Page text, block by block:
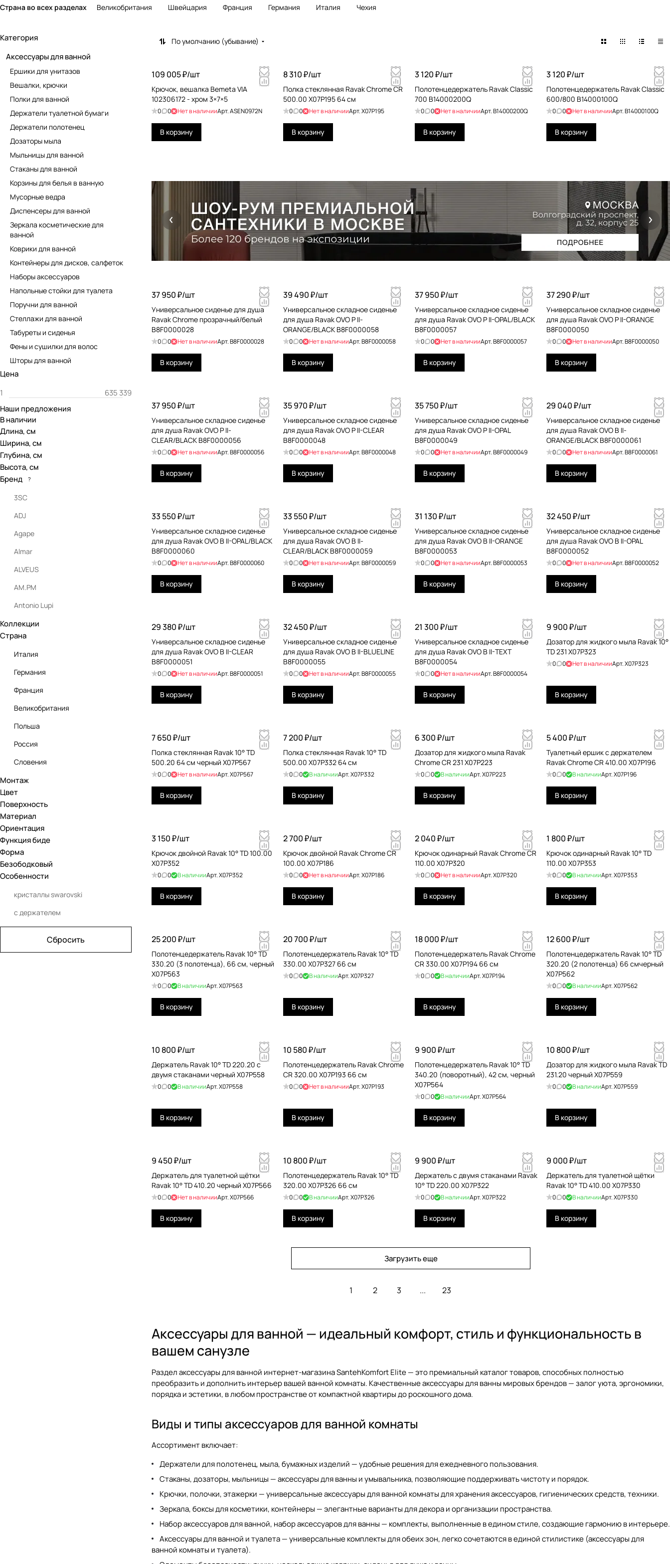
Страна во всех разделах
Великобритания Швейцария Франция Германия Италия Чехия
По умолчанию (убывание)
109 005 ₽/шт
Крючок, вешалка Bemeta VIA
102306172 - хром 3×7×5
0 0 Нет в наличииАрт.ASEN0972N
В корзину
8 310 ₽/шт
Полка стеклянная Ravak Chrome CR
500.00 X07P195 64 см
0 0 Нет в наличииАрт.X07P195
В корзину
3 120 ₽/шт
Полотенцедержатель Ravak Classic
700 B14000200Q
0 0 Нет в наличииАрт.B14000200Q
В корзину
3 120 ₽/шт
Полотенцедержатель Ravak Classic
600/800 B14000100Q
0 0 Нет в наличииАрт.B14000100Q
В корзину
37 950 ₽/шт
Универсальное сиденье для душа
Ravak Chrome прозрачный/белый
B8F0000028
0 0 Нет в наличииАрт.B8F0000028
В корзину
39 490 ₽/шт
Универсальное складное сиденье
для душа Ravak OVO P II-
ORANGE/BLACK B8F0000058
0 0 Нет в наличииАрт.B8F0000058
В корзину
37 950 ₽/шт
Универсальное складное сиденье
для душа Ravak OVO P II-OPAL/BLACK
B8F0000057
0 0 Нет в наличииАрт.B8F0000057
В корзину
37 290 ₽/шт
Универсальное складное сиденье
для душа Ravak OVO P II-ORANGE
B8F0000050
0 0 Нет в наличииАрт.B8F0000050
В корзину
37 950 ₽/шт
Универсальное складное сиденье
для душа Ravak OVO P II-
CLEAR/BLACK B8F0000056
0 0 Нет в наличииАрт.B8F0000056
В корзину
35 970 ₽/шт
Универсальное складное сиденье
для душа Ravak OVO P II-CLEAR
B8F0000048
0 0 Нет в наличииАрт.B8F0000048
В корзину
35 750 ₽/шт
Универсальное складное сиденье
для душа Ravak OVO P II-OPAL
B8F0000049
0 0 Нет в наличииАрт.B8F0000049
В корзину
29 040 ₽/шт
Универсальное складное сиденье
для душа Ravak OVO B II-
ORANGE/BLACK B8F0000061
0 0 Нет в наличииАрт.B8F0000061
В корзину
33 550 ₽/шт
Универсальное складное сиденье
для душа Ravak OVO B II-OPAL/BLACK
B8F0000060
0 0 Нет в наличииАрт.B8F0000060
В корзину
33 550 ₽/шт
Универсальное складное сиденье
для душа Ravak OVO B II-
CLEAR/BLACK B8F0000059
0 0 Нет в наличииАрт.B8F0000059
В корзину
31 130 ₽/шт
Универсальное складное сиденье
для душа Ravak OVO B II-ORANGE
B8F0000053
0 0 Нет в наличииАрт.B8F0000053
В корзину
32 450 ₽/шт
Универсальное складное сиденье
для душа Ravak OVO B II-OPAL
B8F0000052
0 0 Нет в наличииАрт.B8F0000052
В корзину
29 380 ₽/шт
Универсальное складное сиденье
для душа Ravak OVO B II-CLEAR
B8F0000051
0 0 Нет в наличииАрт.B8F0000051
В корзину
32 450 ₽/шт
Универсальное складное сиденье
для душа Ravak OVO B II-BLUELINE
B8F0000055
0 0 Нет в наличииАрт.B8F0000055
В корзину
21 300 ₽/шт
Универсальное складное сиденье
для душа Ravak OVO B II-TEXT
B8F0000054
0 0 Нет в наличииАрт.B8F0000054
В корзину
9 900 ₽/шт
Дозатор для жидкого мыла Ravak 10°
TD 231 X07P323
0 0 Нет в наличииАрт.X07P323
В корзину
7 650 ₽/шт
Полка стеклянная Ravak 10° TD
500.20 64 см черный X07P567
0 0 Нет в наличииАрт.X07P567
В корзину
7 200 ₽/шт
Полка стеклянная Ravak 10° TD
500.00 X07P332 64 см
0 0 В наличииАрт.X07P332
В корзину
6 300 ₽/шт
Дозатор для жидкого мыла Ravak
Chrome CR 231 X07P223
0 0 В наличииАрт.X07P223
В корзину
5 400 ₽/шт
Туалетный ершик с держателем
Ravak Chrome CR 410.00 X07P196
0 0 В наличииАрт.X07P196
В корзину
3 150 ₽/шт
Крючок двойной Ravak 10° TD 100.00
X07P352
0 0 В наличииАрт.X07P352
В корзину
2 700 ₽/шт
Крючок двойной Ravak Chrome CR
100.00 X07P186
0 0 Нет в наличииАрт.X07P186
В корзину
2 040 ₽/шт
Крючок одинарный Ravak Chrome CR
110.00 X07P320
0 0 Нет в наличииАрт.X07P320
В корзину
1 800 ₽/шт
Крючок одинарный Ravak 10° TD
110.00 X07P353
0 0 В наличииАрт.X07P353
В корзину
25 200 ₽/шт
Полотенцедержатель Ravak 10° TD
330.20 (3 полотенца), 66 см, черный
X07P563
0 0 В наличииАрт.X07P563
В корзину
20 700 ₽/шт
Полотенцедержатель Ravak 10° TD
330.00 X07P327 66 см
0 0 В наличииАрт.X07P327
В корзину
18 000 ₽/шт
Полотенцедержатель Ravak Chrome
CR 330.00 X07P194 66 см
0 0 В наличииАрт.X07P194
В корзину
12 600 ₽/шт
Полотенцедержатель Ravak 10° TD
320.20 (2 полотенца) 66 смчерный
X07P562
0 0 В наличииАрт.X07P562
В корзину
10 800 ₽/шт
Держатель Ravak 10° TD 220.20 с
двумя стаканами черный X07P558
0 0 В наличииАрт.X07P558
В корзину
10 580 ₽/шт
Полотенцедержатель Ravak Chrome
CR 320.00 X07P193 66 см
0 0 Нет в наличииАрт.X07P193
В корзину
9 900 ₽/шт
Полотенцедержатель Ravak 10° TD
340.20 (поворотный), 42 см, черный
X07P564
0 0 В наличииАрт.X07P564
В корзину
10 800 ₽/шт
Дозатор для жидкого мыла Ravak TD
231.20 черный X07P559
0 0 В наличииАрт.X07P559
В корзину
9 450 ₽/шт
Держатель для туалетной щётки
Ravak 10° TD 410.20 черный X07P566
0 0 Нет в наличииАрт.X07P566
В корзину
10 800 ₽/шт
Полотенцедержатель Ravak 10° TD
320.00 X07P326 66 см
0 0 В наличииАрт.X07P326
В корзину
9 900 ₽/шт
Держатель с двумя стаканами Ravak
10° TD 220.00 X07P322
0 0 В наличииАрт.X07P322
В корзину
9 000 ₽/шт
Держатель для туалетной щётки
Ravak 10° TD 410.00 X07P330
0 0 В наличииАрт.X07P330
В корзину
Загрузить еще
1 2 3 ... 23
Аксессуары для ванной — идеальный комфорт, стиль и функциональность в
вашем санузле
Разделаксессуары для ванной интернет-магазина SantehKomfort Elite — это премиальный каталог товаров, способных полностью
преобразить и дополнить интерьер вашей ванной комнаты. Качественныеаксессуары для ванны мировых брендов — залог уюта, эргономики,
порядка и эстетики, в любом пространстве от компактной квартиры до роскошного дома.
Виды и типы аксессуаров для ванной комнаты
Ассортимент включает:
Держатели для полотенец, мыла, бумажных изделий — удобные решения для ежедневного пользования.
Стаканы, дозаторы, мыльницы — аксессуары для ванны и умывальника, позволяющие поддерживать чистоту и порядок.
Крючки, полочки, этажерки — универсальныеаксессуары для ванной комнатыдля хранения аксессуаров, гигиенических средств, техники.
Зеркала, боксы для косметики, контейнеры — элегантные варианты для декора и организации пространства.
Набор аксессуаров для ванной, набор аксессуаров для ванны — комплекты, выполненные в едином стиле, создающие гармонию в интерьере.
Аксессуары для ванной и туалета — универсальные комплекты для обеих зон, легко сочетаются в единой стилистике (аксессуары для
ванной комнаты и туалета).
Категория
Аксессуары для ванной
Ершики для унитазов
Вешалки, крючки
Полки для ванной
Держатели туалетной бумаги
Держатели полотенец
Дозаторы мыла
Мыльницы для ванной
Стаканы для ванной
Корзины для белья в ванную
Мусорные ведра
Диспенсеры для ванной
Зеркала косметические для
ванной
Коврики для ванной
Контейнеры для дисков, салфеток
Наборы аксессуаров
Напольные стойки для туалета
Поручни для ванной
Стеллажи для ванной
Табуреты и сиденья
Фены и сушилки для волос
Шторы для ванной
Цена
Наши предложения
В наличии
Длина, см
Ширина, см
Глубина, см
Высота, см
Бренд
?
3SC
ADJ
Agape
Almar
ALVEUS
AM.PM
Antonio Lupi
Antrax
Arbi
Artceram
Axor
Azzurra
Bemeta
Benesque
Bertocci
Burgbad
Burlington
Carimali
Catalano
CEA Design
Cielo
Cisal
Colombo Design
Daniel
Dea Design
Decor Walther
Коллекции
Страна
Италия
Германия
Франция
Великобритания
Польша
Россия
Словения
Чехия
Швейцария
Япония
Монтаж
Цвет
Поверхность
Материал
Ориентация
Функция биде
Форма
Безободковый
Особенности
кристаллы swarovski
с держателем
Сбросить